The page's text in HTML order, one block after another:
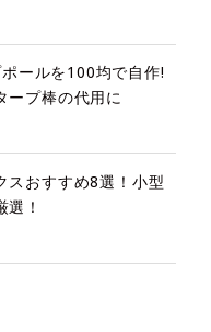
ールを100均で自作!
ープ棒の代用に
スおすすめ8選！小型
！